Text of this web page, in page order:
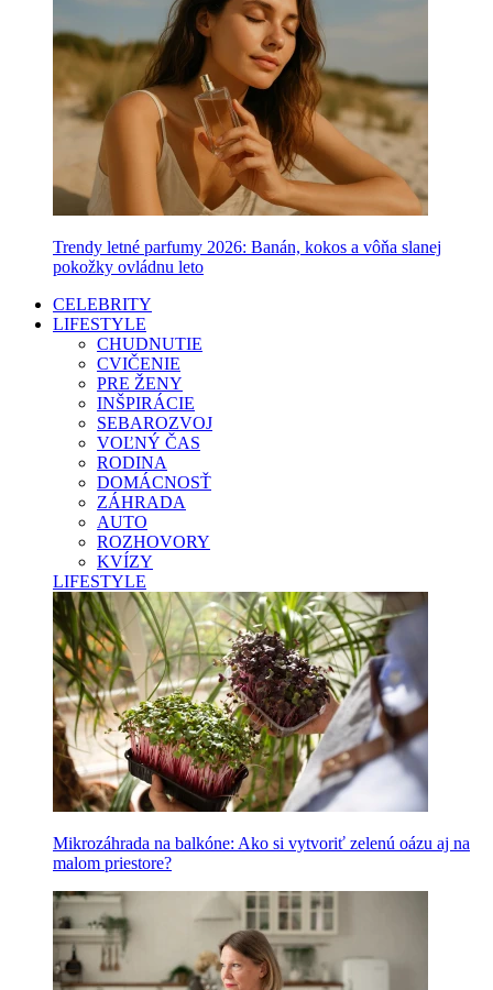
Trendy letné parfumy 2026: Banán, kokos a vôňa slanej
pokožky ovládnu leto
CELEBRITY
LIFESTYLE
CHUDNUTIE
CVIČENIE
PRE ŽENY
INŠPIRÁCIE
SEBAROZVOJ
VOĽNÝ ČAS
RODINA
DOMÁCNOSŤ
ZÁHRADA
AUTO
ROZHOVORY
KVÍZY
LIFESTYLE
Mikrozáhrada na balkóne: Ako si vytvoriť zelenú oázu aj na
malom priestore?